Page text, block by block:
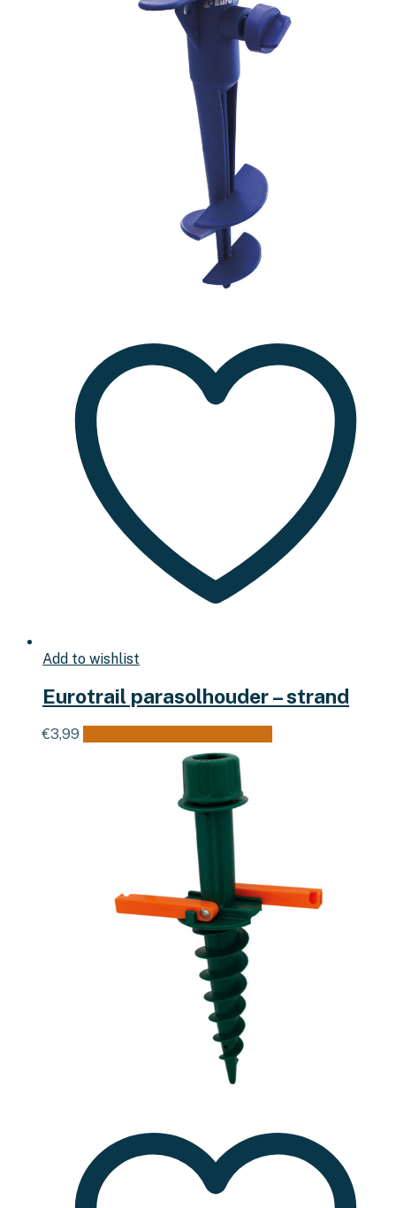
Add to wishlist
Eurotrail parasolhouder – strand
€3,99